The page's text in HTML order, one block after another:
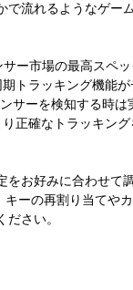
流れるようなゲー
ー市場の最高スペ
トラッキング機能
ーを検知する時は
正確なトラッキング
お好みに合わせて
ーの再割り当てや
さい。